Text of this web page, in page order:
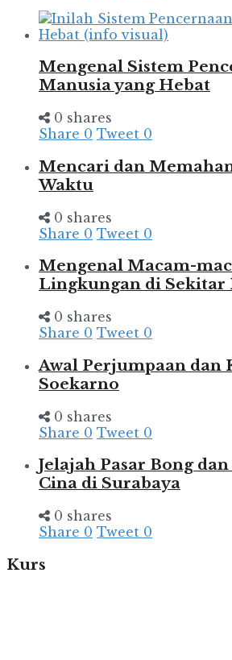
Mengenal Sistem
Manusia yang Hebat
0 shares
Share 0 Tweet 0
Mencari dan
Waktu
0 shares
Share 0 Tweet 0
Mengenal Macam-
Lingkungan di Sekitar
0 shares
Share 0 Tweet 0
Awal Perjumpaan dan
Soekarno
0 shares
Share 0 Tweet 0
Jelajah Pasar Bong
Cina di Surabaya
0 shares
Share 0 Tweet 0
Kurs